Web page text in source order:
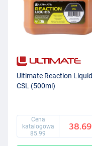
Ultimate Reaction Liquid
CSL (500ml)
Cena
katalogowa
85.99
38.69